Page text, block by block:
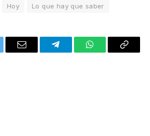
Hoy Lo que hay que saber
Email TelegramWhatsAppCopy